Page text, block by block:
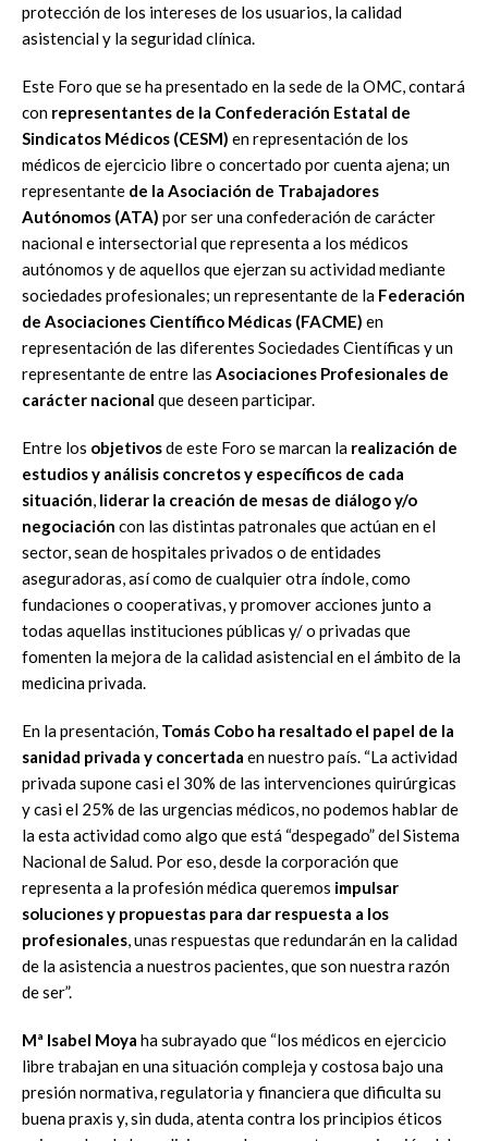
protección de los intereses de los usuarios, la calidad
asistencial y la seguridad clínica.
Este Foro que se ha presentado en la sede de la OMC, contará
con representantes de la Confederación Estatal de
Sindicatos Médicos (CESM) en representación de los
médicos de ejercicio libre o concertado por cuenta ajena; un
representante de la Asociación de Trabajadores
Autónomos (ATA) por ser una confederación de carácter
nacional e intersectorial que representa a los médicos
autónomos y de aquellos que ejerzan su actividad mediante
sociedades profesionales; un representante de la Federación
de Asociaciones Científico Médicas (FACME) en
representación de las diferentes Sociedades Científicas y un
representante de entre las Asociaciones Profesionales de
carácter nacional que deseen participar.
Entre los objetivosde este Foro se marcan la realización de
estudios y análisis concretos y específicos de cada
situación, liderar la creación de mesas de diálogo y/o
negociación con las distintas patronales que actúan en el
sector, sean de hospitales privados o de entidades
aseguradoras, así como de cualquier otra índole, como
fundaciones o cooperativas, y promover acciones junto a
todas aquellas instituciones públicas y/ o privadas que
fomenten la mejora de la calidad asistencial en el ámbito de la
medicina privada.
En la presentación, Tomás Cobo ha resaltado el papel de la
sanidad privada y concertada en nuestro país. “La actividad
privada supone casi el 30% de las intervenciones quirúrgicas
y casi el 25% de las urgencias médicos, no podemos hablar de
la esta actividad como algo que está “despegado” del Sistema
Nacional de Salud. Por eso, desde la corporación que
representa a la profesión médica queremos impulsar
soluciones y propuestas para dar respuesta a los
profesionales, unas respuestas que redundarán en la calidad
de la asistencia a nuestros pacientes, que son nuestra razón
de ser”.
Mª Isabel Moya ha subrayado que “los médicos en ejercicio
libre trabajan en una situación compleja y costosa bajo una
presión normativa, regulatoria y financiera que dificulta su
buena praxis y, sin duda, atenta contra los principios éticos